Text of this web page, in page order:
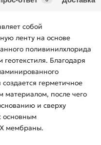
собой
ленту на основе
поливинилхлорида
Благодаря
герметичное
материалом, после чего
и сверху
основным
мембраны.